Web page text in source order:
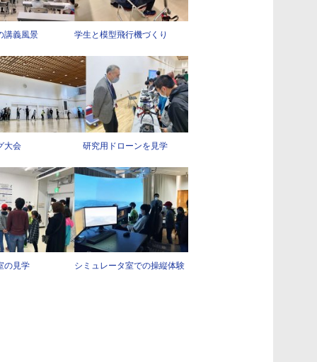
講義風景 学生と模型飛行機づくり
グ大会 研究用ドローンを見学
室の見学 シミュレータ室での操縦体験